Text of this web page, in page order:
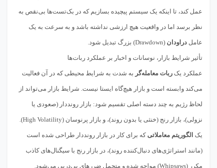
عمل کند، تا اینکه یک سیستم پیچیده بسازیم که در بک‌تست‌ها بی‌نقص به
نظر برسد اما در واقعیت هیچ ارزشی نداشته باشد و به سرعت به یک
عامل دراودان (Drawdown) بزرگ تبدیل شود.
تأثیر شرایط بازار، نوسانات و اخبار بر عملکرد ربات‌ها
عملکرد یک ربات معامله‌گر به شدت به شرایط محیطی که در آن فعالیت
می‌کند وابسته است و بازار هیچ‌گاه ایستا نیست. شرایط بازار می‌تواند از
لحاظ رژیم به چند دسته اصلی تقسیم شود: بازار رونددار (صعودی یا
نزولی)، بازار رنج (خنثی یا بدون روند)، و بازار پرنوسان (High Volatility).
یک الگوریتم معاملاتی که برای کار در بازار رونددار طراحی شده است
(مانند استراتژی‌های دنبال‌کننده روند)، در بازار رنج با سیگنال‌های کاذب
مکرر (Whipsaws) مواجه شده و متحمل ضررهای پی‌درپی می‌شود.